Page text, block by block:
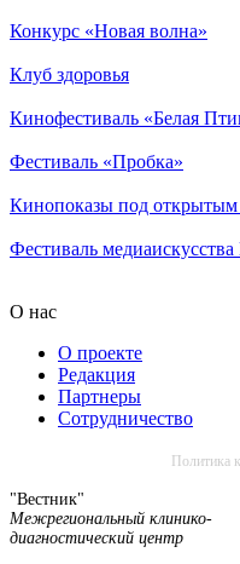
Конкурс «Новая волна»
Клуб здоровья
Кинофестиваль «Белая
Фестиваль «Пробка»
Кинопоказы под
Фестиваль
О нас
О проекте
Редакция
Партнеры
Сотрудничество
Политика
"Вестник"
Межрегиональный клинико-
диагностический центр